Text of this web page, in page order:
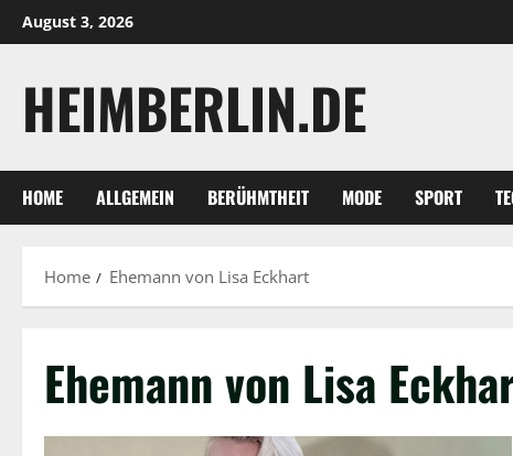
Skip
to
August 3, 2026
HEIMBERLIN.DE
HOME ALLGEMEIN BERÜHMTHEIT MODE SPORT
Home Ehemann von Lisa Eckhart
Ehemann von Lisa